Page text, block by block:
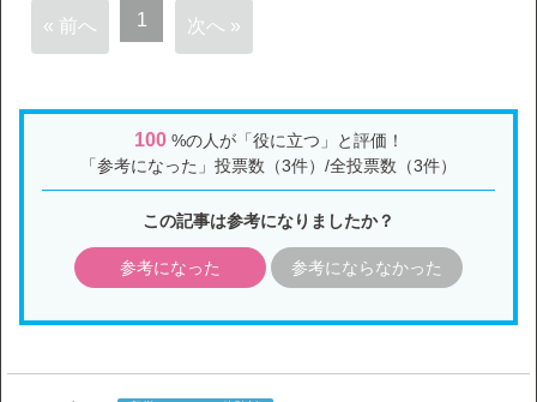
« 前へ 1 次へ »
100%の人が「役に立つ」と評価！
「参考になった」投票数（3件）/全投票数（3件）
この記事は参考になりましたか？
参考になった 参考にならなかった